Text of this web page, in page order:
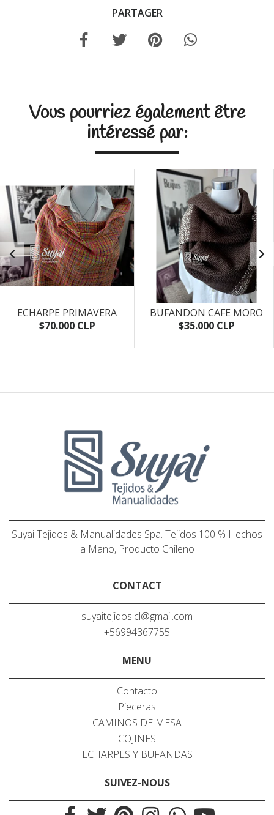
PARTAGER
Vous pourriez également être
intéressé par:
ECHARPE PRIMAVERA
$70.000 CLP
BUFANDON CAFE MORO
$35.000 CLP
Suyai Tejidos & Manualidades Spa. Tejidos 100 % Hechos
a Mano, Producto Chileno
CONTACT
suyaitejidos.cl@gmail.com
+56994367755
MENU
Contacto
Pieceras
CAMINOS DE MESA
COJINES
ECHARPES Y BUFANDAS
SUIVEZ-NOUS